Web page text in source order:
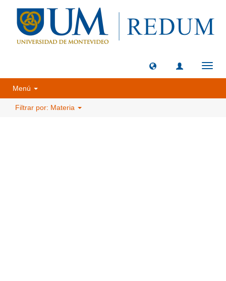
Menú
Filtrar por: Materia